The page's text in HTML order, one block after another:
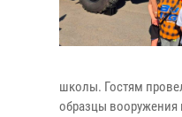
школы. Гостям
образцы вооружения